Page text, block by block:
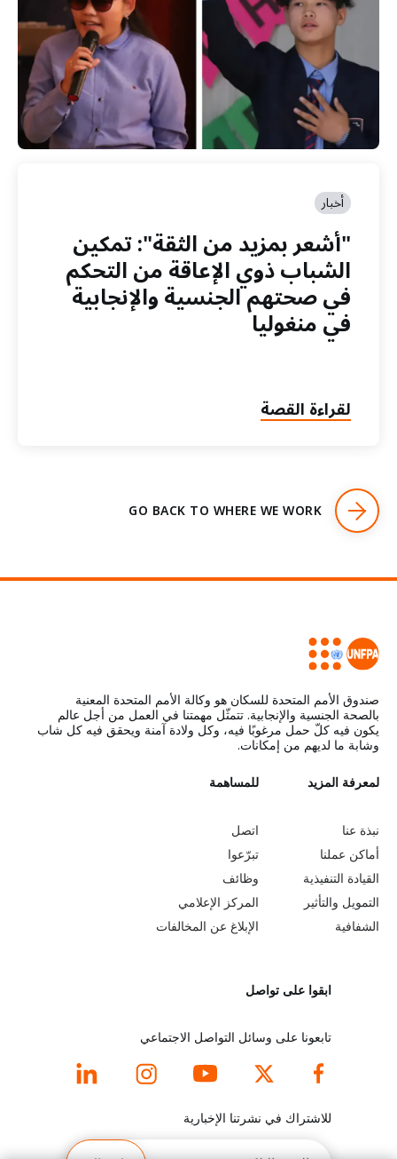
أخبار
"أشعر بمزيد من الثقة": تمكين
الشباب ذوي الإعاقة من التحكم
في صحتهم الجنسية والإنجابية
في منغوليا
لقراءة القصة
GO BACK TO WHERE WE WORK
صندوق الأمم المتحدة للسكان هو وكالة الأمم المتحدة المعنية
بالصحة الجنسية والإنجابية. تتمثّل مهمتنا في العمل من أجل عالم
يكون فيه كلّ حمل مرغوبًا فيه، وكل ولادة آمنة ويحقق فيه كل شاب
وشابة ما لديهم من إمكانات.
L
e
a
r
n
o
لمعرفة المزيد
نبذة عنا
أماكن عملنا
القيادة التنفيذية
التمويل والتأثير
الشفافية
G
o
b
e
y
n
d
f
o
o
للمساهمة
اتصل
تبرّعوا
وظائف
المركز الإعلامي
الإبلاغ عن المخالفات
ابقوا على تواصل
تابعونا على وسائل التواصل الاجتماعي
للاشتراك في نشرتنا الإخبارية
البريد